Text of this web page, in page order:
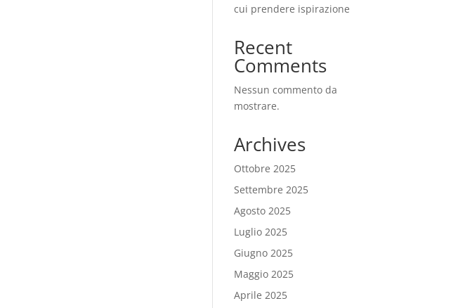
cui prendere ispirazione
Recent
Comments
Nessun commento da
mostrare.
Archives
Ottobre 2025
Settembre 2025
Agosto 2025
Luglio 2025
Giugno 2025
Maggio 2025
Aprile 2025